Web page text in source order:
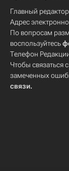
Главный
Адрес
По вопросам
воспользуйтесь
Телефон
Чтобы связаться
замеченных
связи.